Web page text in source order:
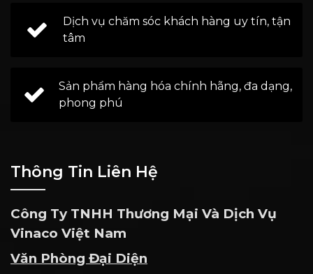
Dịch vụ chăm sóc khách hàng uy tín, tận
tâm
Sản phẩm hàng hóa chính hãng, đa dạng,
phong phú
Thông Tin Liên Hệ
Công Ty TNHH Thương Mại Và Dịch Vụ
Vinaco Việt Nam
Văn Phòng Đại Diện